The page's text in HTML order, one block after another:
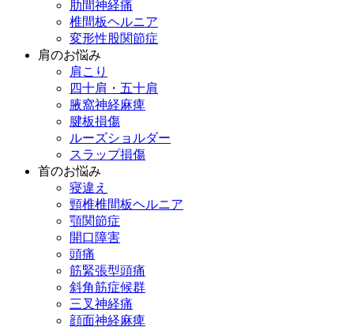
肋間神経痛
椎間板ヘルニア
変形性股関節症
肩のお悩み
肩こり
四十肩・五十肩
腋窩神経麻痺
腱板損傷
ルーズショルダー
スラップ損傷
首のお悩み
寝違え
頸椎椎間板ヘルニア
顎関節症
開口障害
頭痛
筋緊張型頭痛
斜角筋症候群
三叉神経痛
顔面神経麻痺